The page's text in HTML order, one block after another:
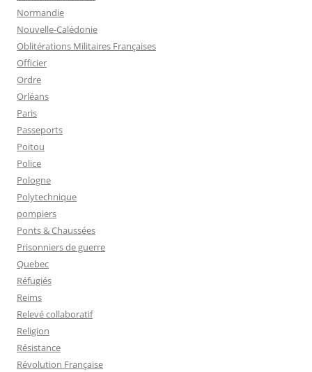
Normandie
Nouvelle-Calédonie
Oblitérations Militaires Françaises
Officier
Ordre
Orléans
Paris
Passeports
Poitou
Police
Pologne
Polytechnique
pompiers
Ponts & Chaussées
Prisonniers de guerre
Quebec
Réfugiés
Reims
Relevé collaboratif
Religion
Résistance
Révolution Française